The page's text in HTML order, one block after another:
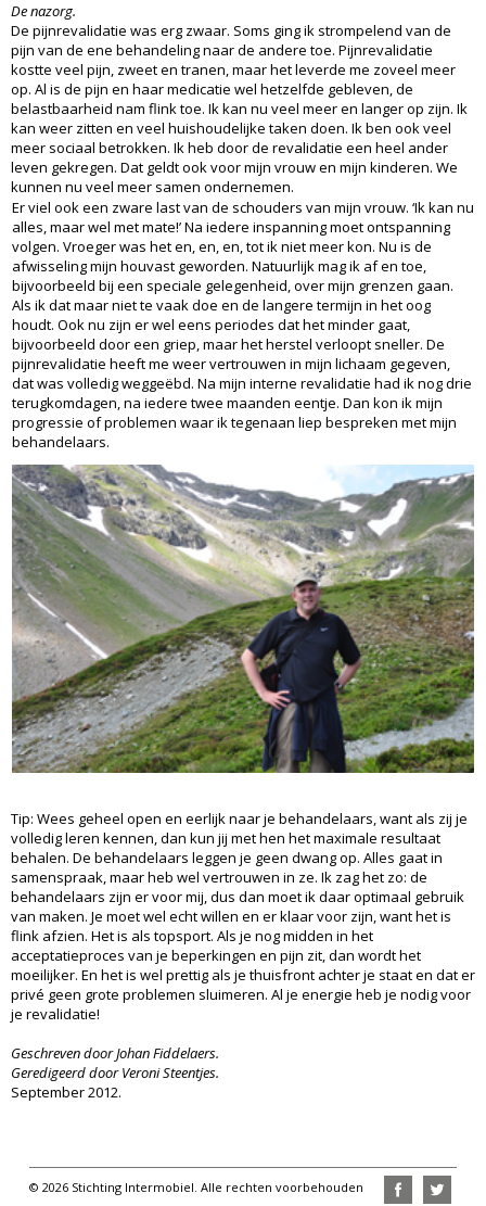
De nazorg.
De pijnrevalidatie was erg zwaar. Soms ging ik strompelend van de
pijn van de ene behandeling naar de andere toe. Pijnrevalidatie
kostte veel pijn, zweet en tranen, maar het leverde me zoveel meer
op. Al is de pijn en haar medicatie wel hetzelfde gebleven, de
belastbaarheid nam flink toe. Ik kan nu veel meer en langer op zijn. Ik
kan weer zitten en veel huishoudelijke taken doen. Ik ben ook veel
meer sociaal betrokken. Ik heb door de revalidatie een heel ander
leven gekregen. Dat geldt ook voor mijn vrouw en mijn kinderen. We
kunnen nu veel meer samen ondernemen.
Er viel ook een zware last van de schouders van mijn vrouw. ‘Ik kan nu
alles, maar wel met mate!’ Na iedere inspanning moet ontspanning
volgen. Vroeger was het en, en, en, tot ik niet meer kon. Nu is de
afwisseling mijn houvast geworden. Natuurlijk mag ik af en toe,
bijvoorbeeld bij een speciale gelegenheid, over mijn grenzen gaan.
Als ik dat maar niet te vaak doe en de langere termijn in het oog
houdt. Ook nu zijn er wel eens periodes dat het minder gaat,
bijvoorbeeld door een griep, maar het herstel verloopt sneller. De
pijnrevalidatie heeft me weer vertrouwen in mijn lichaam gegeven,
dat was volledig weggeëbd. Na mijn interne revalidatie had ik nog drie
terugkomdagen, na iedere twee maanden eentje. Dan kon ik mijn
progressie of problemen waar ik tegenaan liep bespreken met mijn
behandelaars.
Tip: Wees geheel open en eerlijk naar je behandelaars, want als zij je
volledig leren kennen, dan kun jij met hen het maximale resultaat
behalen. De behandelaars leggen je geen dwang op. Alles gaat in
samenspraak, maar heb wel vertrouwen in ze. Ik zag het zo: de
behandelaars zijn er voor mij, dus dan moet ik daar optimaal gebruik
van maken. Je moet wel echt willen en er klaar voor zijn, want het is
flink afzien. Het is als topsport. Als je nog midden in het
acceptatieproces van je beperkingen en pijn zit, dan wordt het
moeilijker. En het is wel prettig als je thuisfront achter je staat en dat er
privé geen grote problemen sluimeren. Al je energie heb je nodig voor
je revalidatie!
Geschreven door Johan Fiddelaers.
Geredigeerd door Veroni Steentjes.
September 2012.
© 2026 Stichting Intermobiel. Alle rechten voorbehouden